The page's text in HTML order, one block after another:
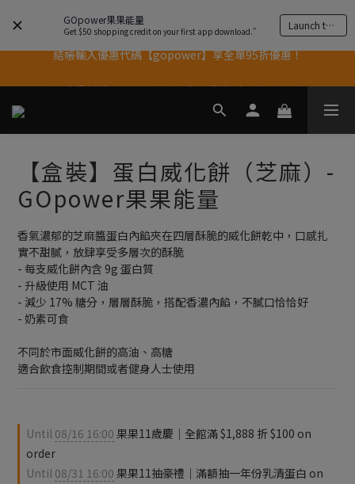
GOpower果果能量
Get $50 shopping credit on your first app download.” Launch the app
11歲慶好禮｜買 500g/1kg 指定乳清2包贈品牌毛巾
果果11歲慶｜App 下單享 5% 購物金回饋
【盒裝】蛋白威化餅（芝麻）-
GOpower果果能量
香氣濃郁的芝麻醬蛋白內餡夾在四層酥脆的威化餅乾中，口感扎
實不甜膩，放肆享受多層次的酥脆
- 每支威化餅內含 9g 蛋白質
- 升級使用 MCT 油
- 減少 17% 糖分，層層酥脆，搭配香濃內餡，不膩口恰恰好
- 奶素可食
不同於市面威化餅的高油、高糖
適合飲食控制期間或者健身人士使用
Until 08/16 16:00 果果11歲慶｜全館滿 $1,888 折 $100 on
order
Until 08/31 16:00 果果11抽豪禮｜滿額抽一年份乳清蛋白 on